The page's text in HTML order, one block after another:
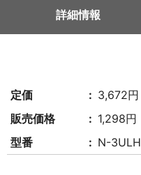
詳細情報
定価
3,672円
販売価格
1,298円
型番
N-3ULH